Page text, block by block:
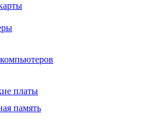
платы
память